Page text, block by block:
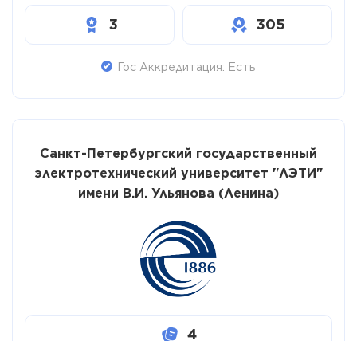
3 305
Гос Аккредитация: Есть
Санкт-Петербургский государственный
электротехнический университет "ЛЭТИ"
имени В.И. Ульянова (Ленина)
4